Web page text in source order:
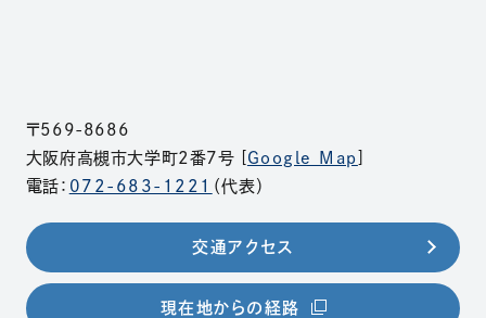
〒569-8686
大阪府高槻市大学町2番7号 [ Google Map
電話： 072-683-1221 （代表）
交通アクセス
現在地からの経路 （別ウィンドウで開きま